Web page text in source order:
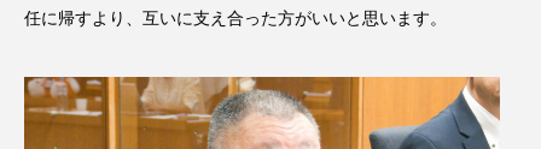
任に帰すより、互いに支え合った方がいいと思います。